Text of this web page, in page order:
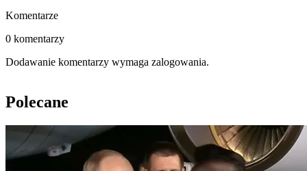
Komentarze
0 komentarzy
Dodawanie komentarzy wymaga zalogowania.
Polecane